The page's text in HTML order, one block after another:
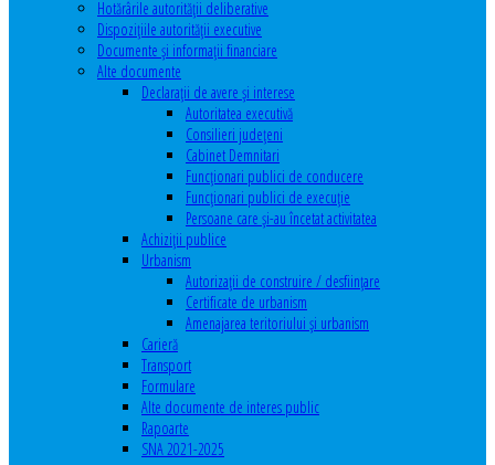
Hotărârile autorităţii deliberative
Dispoziţiile autorităţii executive
Documente şi informaţii financiare
Alte documente
Declaraţii de avere şi interese
Autoritatea executivă
Consilieri judeţeni
Cabinet Demnitari
Funcţionari publici de conducere
Funcționari publici de execuție
Persoane care şi-au încetat activitatea
Achiziţii publice
Urbanism
Autorizații de construire / desființare
Certificate de urbanism
Amenajarea teritoriului şi urbanism
Carieră
Transport
Formulare
Alte documente de interes public
Rapoarte
SNA 2021-2025